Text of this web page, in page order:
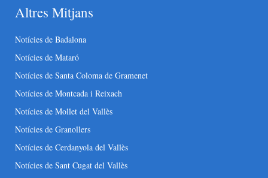
Altres Mitjans
Notícies de Badalona
Notícies de Mataró
Notícies de Santa Coloma de Gramenet
Notícies de Montcada i Reixach
Notícies de Mollet del Vallès
Notícies de Granollers
Notícies de Cerdanyola del Vallès
Notícies de Sant Cugat del Vallès